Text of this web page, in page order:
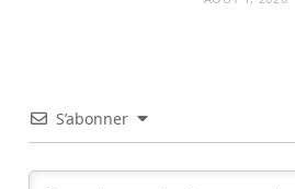
S’abonner